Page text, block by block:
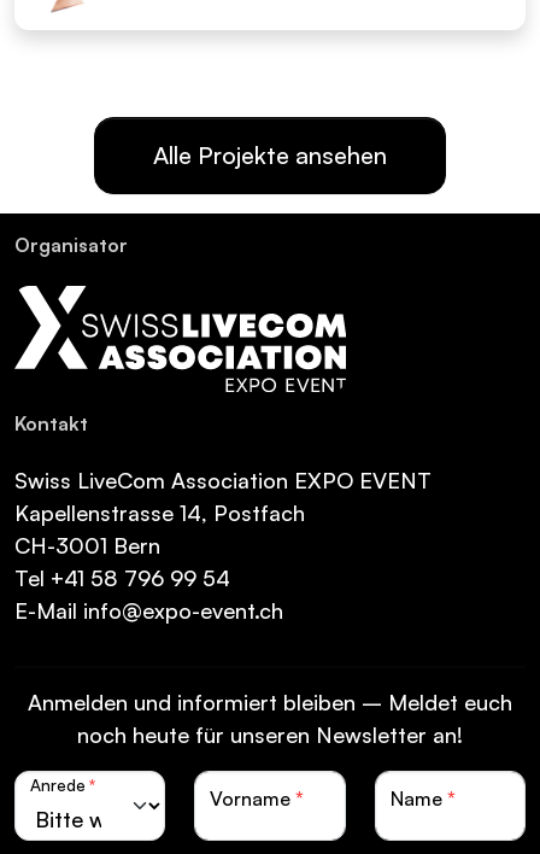
Alle Projekte ansehen
Or­ga­ni­sa­tor
Kon­takt
Swiss LiveCom Association EXPO EVENT
Kapellenstrasse 14, Postfach
CH-3001 Bern
Tel +41 58 796 99 54
E-Mail info@expo-event.ch
Anmelden und informiert bleiben – Meldet euch
noch heute für unseren Newsletter an!
Anrede *
Vorname * Name *